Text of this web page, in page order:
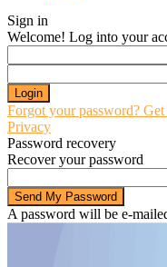
Sign in
Welcome! Log into your
Forgot your password?
Privacy
Password recovery
Recover your password
A password will be e-